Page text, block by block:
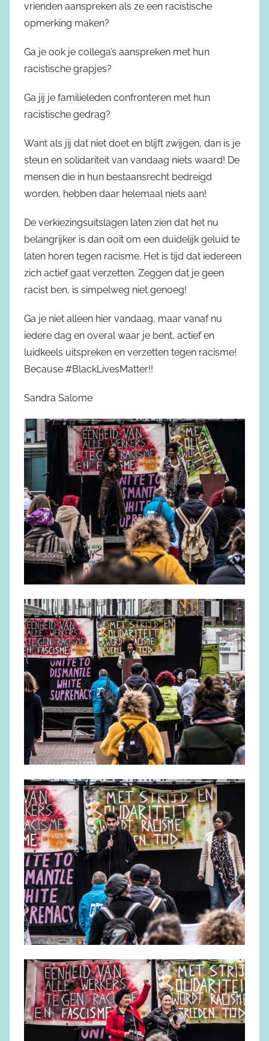
vrienden aanspreken als ze een racistische
opmerking maken?
Ga je ook je collega’s aanspreken met hun
racistische grapjes?
Ga jij je familieleden confronteren met hun
racistische gedrag?
Want als jij dat niet doet en blijft zwijgen, dan is je
steun en solidariteit van vandaag niets waard! De
mensen die in hun bestaansrecht bedreigd
worden, hebben daar helemaal niets aan!
De verkiezingsuitslagen laten zien dat het nu
belangrijker is dan ooit om een duidelijk geluid te
laten horen tegen racisme. Het is tijd dat iedereen
zich actief gaat verzetten. Zeggen dat je geen
racist ben, is simpelweg niet genoeg!
Ga je niet alleen hier vandaag, maar vanaf nu
iedere dag en overal waar je bent, actief en
luidkeels uitspreken en verzetten tegen racisme!
Because #BlackLivesMatter!!
Sandra Salome